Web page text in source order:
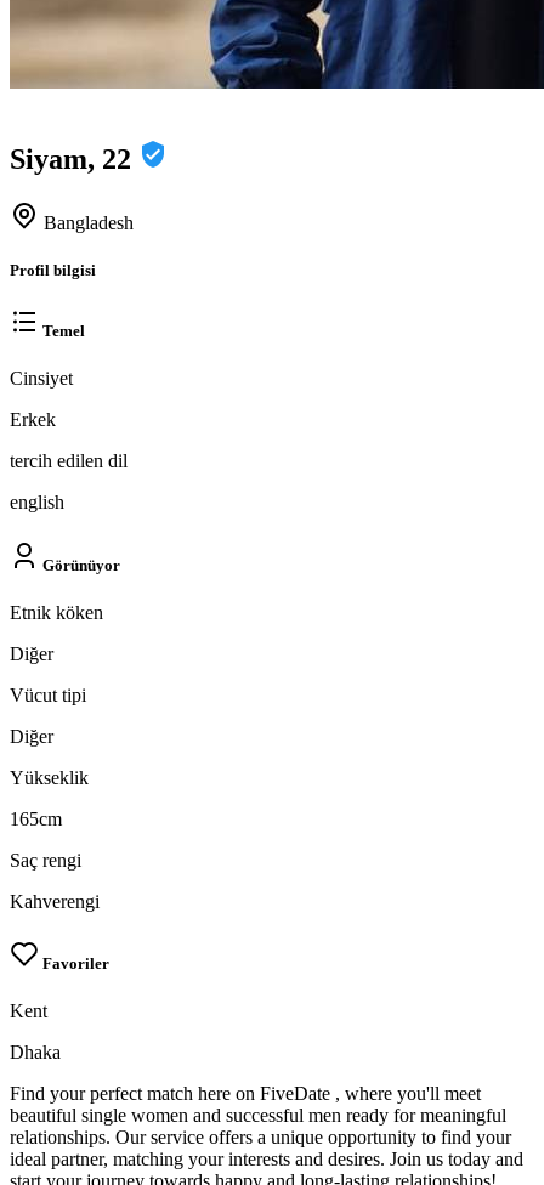
Siyam, 22
Bangladesh
Profil bilgisi
Temel
Cinsiyet
Erkek
tercih edilen dil
english
Görünüyor
Etnik köken
Diğer
Vücut tipi
Diğer
Yükseklik
165cm
Saç rengi
Kahverengi
Favoriler
Kent
Dhaka
Find your perfect match here on FiveDate , where you'll meet
beautiful single women and successful men ready for meaningful
relationships. Our service offers a unique opportunity to find your
ideal partner, matching your interests and desires. Join us today and
start your journey towards happy and long-lasting relationships!